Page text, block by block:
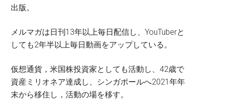
出版。
メルマガは日刊13年以上毎日配信し、YouTuberと
しても2年半以上毎日動画をアップしている。
仮想通貨，米国株投資家としても活動し、42歳で
資産ミリオネア達成し、シンガポールへ2021年年
末から移住し，活動の場を移す。